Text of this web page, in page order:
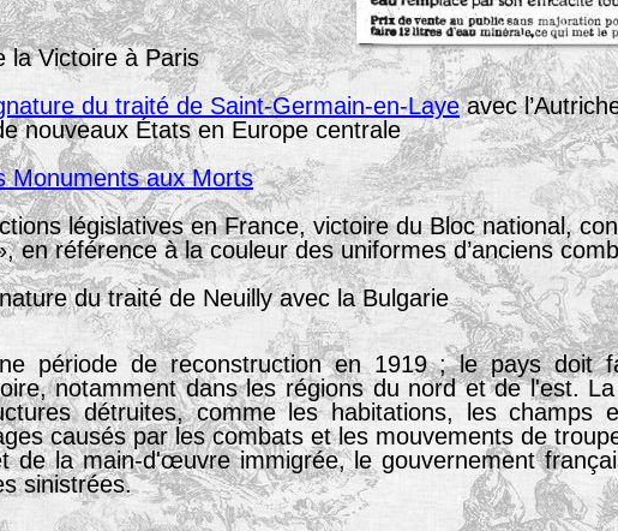
la Victoire à Paris
du traité de Saint-Germain-en-Layeavec
nouveaux États en Europe centrale
Monuments aux Morts
législatives en France, victoire du Bloc national,
en référence à la couleur des uniformes d’anciens
du traité de Neuilly avec la Bulgarie
période de reconstruction en 1919 ; le pays doit
notamment dans les régions du nord et de l'est.
détruites, comme les habitations, les champs
causés par les combats et les mouvements de
de la main-d'œuvre immigrée, le gouvernement
sinistrées.